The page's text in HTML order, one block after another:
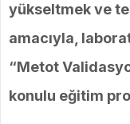
yükseltmek ve
amacıyla,
“Metot
konulu eğitim